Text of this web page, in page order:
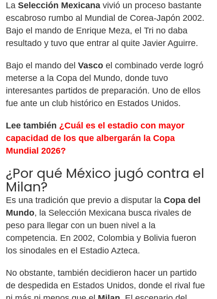
La Selección Mexicana vivió un proceso bastante
escabroso rumbo al Mundial de Corea-Japón 2002.
Bajo el mando de Enrique Meza, el Tri no daba
resultado y tuvo que entrar al quite Javier Aguirre.
Bajo el mando del Vasco el combinado verde logró
meterse a la Copa del Mundo, donde tuvo
interesantes partidos de preparación. Uno de ellos
fue ante un club histórico en Estados Unidos.
Lee también ¿Cuál es el estadio con mayor
capacidad de los que albergarán la Copa
Mundial 2026?
¿Por qué México jugó contra el
Milan?
Es una tradición que previo a disputar la Copa del
Mundo, la Selección Mexicana busca rivales de
peso para llegar con un buen nivel a la
competencia. En 2002, Colombia y Bolivia fueron
los sinodales en el Estadio Azteca.
No obstante, también decidieron hacer un partido
de despedida en Estados Unidos, donde el rival fue